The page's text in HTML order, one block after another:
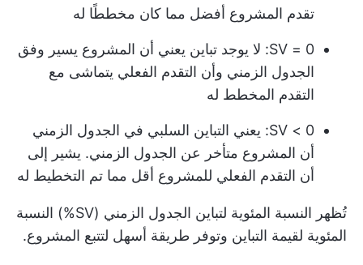
تقدم المشروع أفضل مما كان مخططًا له
SV = 0: لا يوجد تباين يعني أن المشروع يسير وفق
الجدول الزمني وأن التقدم الفعلي يتماشى مع
التقدم المخطط له
SV < 0: يعني التباين السلبي في الجدول الزمني
أن المشروع متأخر عن الجدول الزمني. يشير إلى
أن التقدم الفعلي للمشروع أقل مما تم التخطيط له
تُظهر النسبة المئوية لتباين الجدول الزمني (SV%) النسبة
المئوية لقيمة التباين وتوفر طريقة أسهل لتتبع المشروع.